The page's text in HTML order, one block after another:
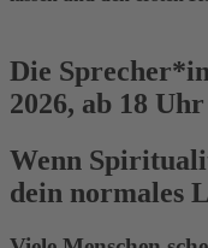
Die
2026, ab 18 Uhr
Wenn
dein normales